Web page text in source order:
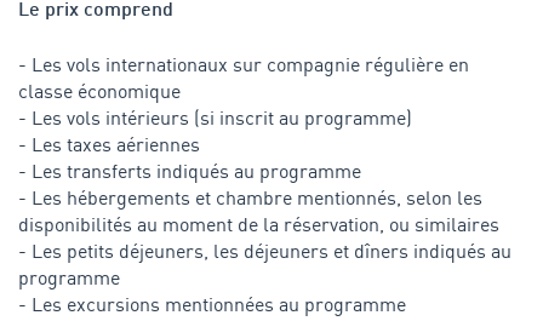
Le prix comprend
- Les vols internationaux sur compagnie régulière en
classe économique
- Les vols intérieurs (si inscrit au programme)
- Les taxes aériennes
- Les transferts indiqués au programme
- Les hébergements et chambre mentionnés, selon les
disponibilités au moment de la réservation, ou similaires
- Les petits déjeuners, les déjeuners et dîners indiqués au
programme
- Les excursions mentionnées au programme